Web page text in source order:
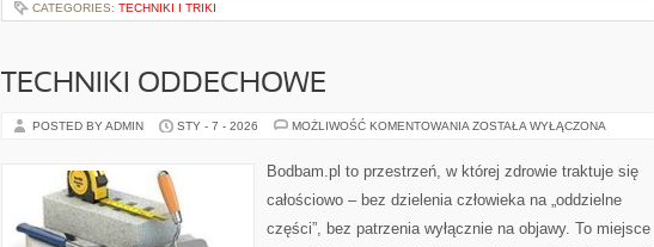
CATEGORIES: TECHNIKI I TRIKI
TECHNIKI ODDECHOWE
POSTED BY ADMIN STY - 7 - 2026 MOŻLIWOŚĆ KOMENTOWANIA TECHNIKI
ZOSTAŁA WYŁĄCZONA
Bodbam.pl to przestrzeń, w której zdrowie traktuje się
całościowo – bez dzielenia człowieka na „oddzielne
części”, bez patrzenia wyłącznie na objawy. To miejsce